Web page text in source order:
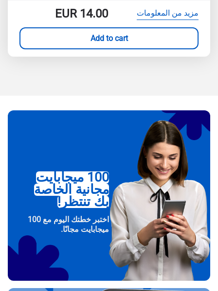
مزيد من المعلومات EUR14.00
Add to cart
100 ميجابايت
مجانية الخاصة
بك تنتظر!
اختبر خطتك اليوم مع 100
ميجابايت مجانًا.